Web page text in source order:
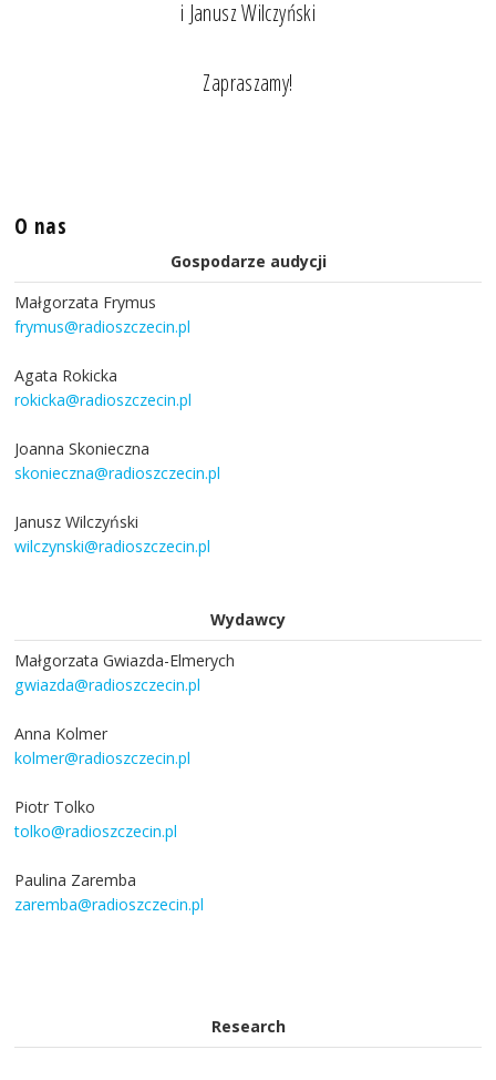
i Janusz Wilczyński
Zapraszamy!
O nas
Gospodarze audycji
Małgorzata Frymus
frymus@radioszczecin.pl
Agata Rokicka
rokicka@radioszczecin.pl
Joanna Skonieczna
skonieczna@radioszczecin.pl
Janusz Wilczyński
wilczynski@radioszczecin.pl
Wydawcy
Małgorzata Gwiazda-Elmerych
gwiazda@radioszczecin.pl
Anna Kolmer
kolmer@radioszczecin.pl
Piotr Tolko
tolko@radioszczecin.pl
Paulina Zaremba
zaremba@radioszczecin.pl
Research